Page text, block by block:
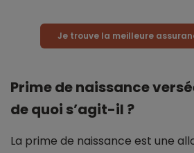
Je trouve la meilleure
Prime de naissance
de quoi s’agit-il ?
La prime de naissance est une